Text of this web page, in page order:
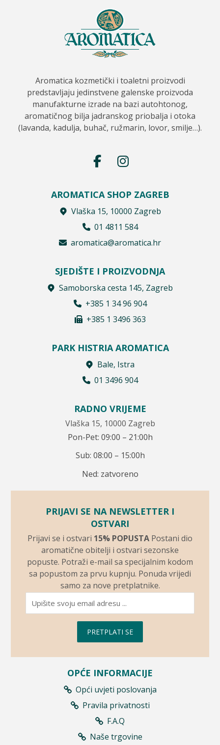
Aromatica kozmetički i toaletni proizvodi
predstavljaju jedinstvene galenske proizvoda
manufakturne izrade na bazi autohtonog,
aromatičnog bilja jadranskog priobalja i otoka
(lavanda, kadulja, buhač, ružmarin, lovor, smilje…).
AROMATICA SHOP ZAGREB
Vlaška 15, 10000 Zagreb
01 4811 584
aromatica@aromatica.hr
SJEDIŠTE I PROIZVODNJA
Samoborska cesta 145, Zagreb
+385 1 34 96 904
+385 1 3496 363
PARK HISTRIA AROMATICA
Bale, Istra
01 3496 904
RADNO VRIJEME
Vlaška 15, 10000 Zagreb
Pon-Pet: 09:00 – 21:00h
Sub: 08:00 – 15:00h
Ned: zatvoreno
PRIJAVI SE NA NEWSLETTER I
OSTVARI
Prijavi se i ostvari 15% POPUSTA Postani dio
aromatične obitelji i ostvari sezonske
popuste. Potraži e-mail sa specijalnim kodom
sa popustom za prvu kupnju. Ponuda vrijedi
samo za nove pretplatnike.
PRETPLATI SE
OPĆE INFORMACIJE
Opći uvjeti poslovanja
Pravila privatnosti
F.A.Q
Naše trgovine